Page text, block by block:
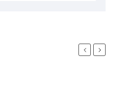
Previous
Next